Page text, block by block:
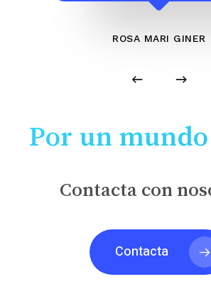
ROSA MARI GINER
Por un
Contacta con
Contacta